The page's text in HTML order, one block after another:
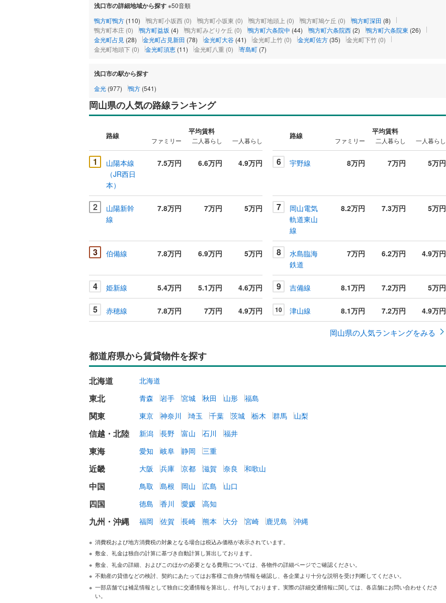
浅口市の詳細地域から探す※50音順
鴨方町鴨方 (110) 鴨方町小坂西 (0) 鴨方町小坂東 (0) 鴨方町地頭上 (0) 鴨方町鳩ケ丘 (0) 鴨方町深田 (8)
鴨方町本庄 (0) 鴨方町益坂 (4) 鴨方町みどりケ丘 (0) 鴨方町六条院中 (44) 鴨方町六条院西 (2) 鴨方町六条院東 (26)
金光町占見 (28) 金光町占見新田 (78) 金光町大谷 (41) 金光町上竹 (0) 金光町佐方 (35) 金光町下竹 (0)
金光町地頭下 (0) 金光町須恵 (11) 金光町八重 (0) 寄島町 (7)
浅口市の駅から探す
金光 (977) 鴨方 (541)
岡山県の人気の路線ランキング
路線 平均賃料
ファミリー 二人暮らし 一人暮らし
路線 平均賃料
ファミリー 二人暮らし 一人暮らし
1
山陽本線
（JR西日
本）
7.5万円 6.6万円 4.9万円
2
山陽新幹
線
7.8万円 7万円 5万円
3 伯備線 7.8万円 6.9万円 5万円
4 姫新線 5.4万円 5.1万円 4.6万円
5 赤穂線 7.8万円 7万円 4.9万円
6 宇野線 8万円 7万円 5万円
7
岡山電気
軌道東山
線
8.2万円 7.3万円 5万円
8
水島臨海
鉄道
7万円 6.2万円 4.9万円
9 吉備線 8.1万円 7.2万円 5万円
10 津山線 8.1万円 7.2万円 4.9万円
岡山県の人気ランキングをみる
都道府県から賃貸物件を探す
北海道 北海道
東北 青森 岩手 宮城 秋田 山形 福島
関東 東京 神奈川 埼玉 千葉 茨城 栃木 群馬 山梨
信越・北陸 新潟 長野 富山 石川 福井
東海 愛知 岐阜 静岡 三重
近畿 大阪 兵庫 京都 滋賀 奈良 和歌山
中国 鳥取 島根 岡山 広島 山口
四国 徳島 香川 愛媛 高知
九州・沖縄 福岡 佐賀 長崎 熊本 大分 宮崎 鹿児島 沖縄
消費税および地方消費税の対象となる場合は税込み価格が表示されています。
敷金、礼金は独自の計算に基づき自動計算し算出しております。
敷金、礼金の詳細、およびこのほかの必要となる費用については、各物件の詳細ページでご確認ください。
不動産の貸借などの検討、契約にあたってはお客様ご自身が情報を確認し、各企業より十分な説明を受け判断してください。
一部店舗では補足情報として独自に交通情報を算出し、付与しております。実際の詳細交通情報に関しては、各店舗にお問い合わせくださ
い。